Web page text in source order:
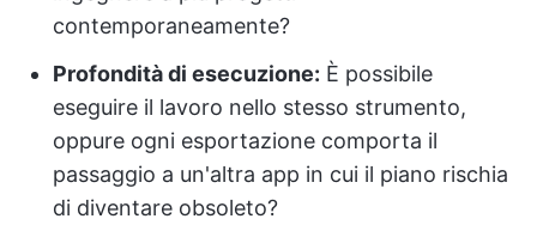
contemporaneamente?
Profondità di esecuzione: È possibile
eseguire il lavoro nello stesso strumento,
oppure ogni esportazione comporta il
passaggio a un'altra app in cui il piano rischia
di diventare obsoleto?